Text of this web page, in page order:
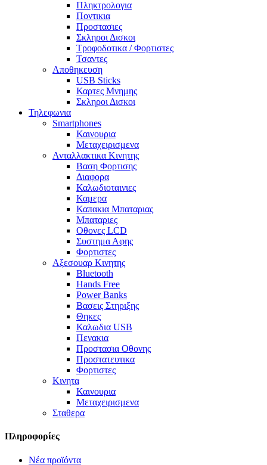
Πληκτρολογια
Ποντικια
Προστασιες
Σκληροι Δισκοι
Τροφοδοτικα / Φορτιστες
Τσαντες
Αποθηκευση
USB Sticks
Καρτες Μνημης
Σκληροι Δισκοι
Τηλεφωνια
Smartphones
Καινουρια
Μεταχειρισμενα
Ανταλλακτικα Κινητης
Βαση Φορτισης
Διαφορα
Καλωδιοταινιες
Καμερα
Καπακια Μπαταριας
Μπαταριες
Οθονες LCD
Συστημα Αφης
Φορτιστες
Αξεσουαρ Κινητης
Bluetooth
Hands Free
Power Banks
Βασεις Στηριξης
Θηκες
Καλωδια USB
Πενακια
Προστασια Οθονης
Προστατευτικα
Φορτιστες
Κινητα
Καινουρια
Μεταχειρισμενα
Σταθερα
Πληροφορίες
Νέα προϊόντα